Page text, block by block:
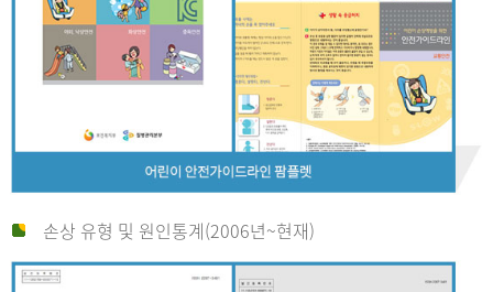
손상 유형 및 원인통계(2006년~현재)